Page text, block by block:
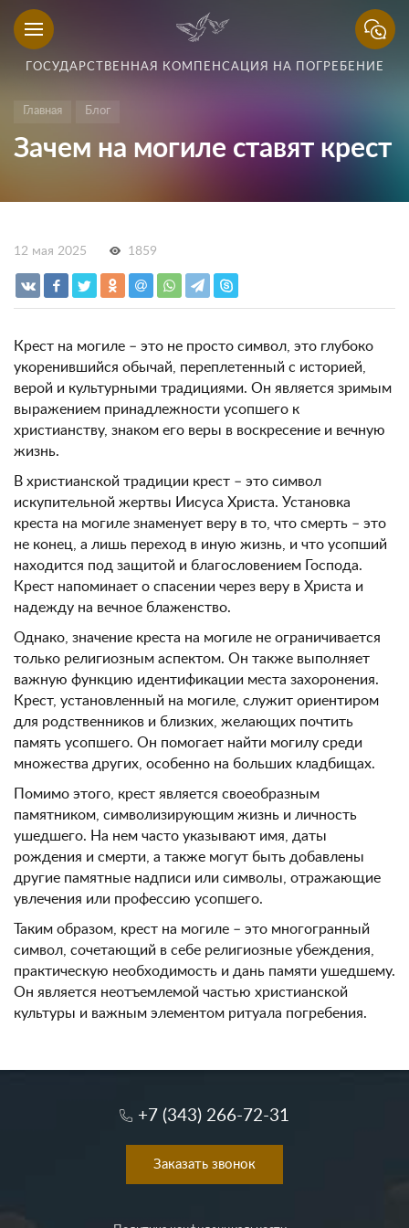
ГОСУДАРСТВЕННАЯ КОМПЕНСАЦИЯ НА ПОГРЕБЕНИЕ
Главная Блог
Зачем на могиле ставят крест
12 мая 2025 1859
Крест на могиле – это не просто символ, это глубоко
укоренившийся обычай, переплетенный с историей,
верой и культурными традициями. Он является зримым
выражением принадлежности усопшего к
христианству, знаком его веры в воскресение и вечную
жизнь.
В христианской традиции крест – это символ
искупительной жертвы Иисуса Христа. Установка
креста на могиле знаменует веру в то, что смерть – это
не конец, а лишь переход в иную жизнь, и что усопший
находится под защитой и благословением Господа.
Крест напоминает о спасении через веру в Христа и
надежду на вечное блаженство.
Однако, значение креста на могиле не ограничивается
только религиозным аспектом. Он также выполняет
важную функцию идентификации места захоронения.
Крест, установленный на могиле, служит ориентиром
для родственников и близких, желающих почтить
память усопшего. Он помогает найти могилу среди
множества других, особенно на больших кладбищах.
Помимо этого, крест является своеобразным
памятником, символизирующим жизнь и личность
ушедшего. На нем часто указывают имя, даты
рождения и смерти, а также могут быть добавлены
другие памятные надписи или символы, отражающие
увлечения или профессию усопшего.
Таким образом, крест на могиле – это многогранный
символ, сочетающий в себе религиозные убеждения,
практическую необходимость и дань памяти ушедшему.
Он является неотъемлемой частью христианской
культуры и важным элементом ритуала погребения.
+7 (343) 266-72-31
Заказать звонок